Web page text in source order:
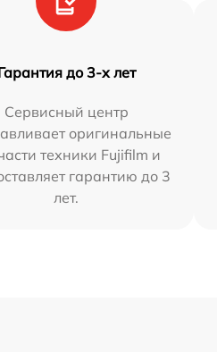
до 3-х лет
Сервисный центр
оригинальные
техники Fujifilm и
гарантию до 3
лет.